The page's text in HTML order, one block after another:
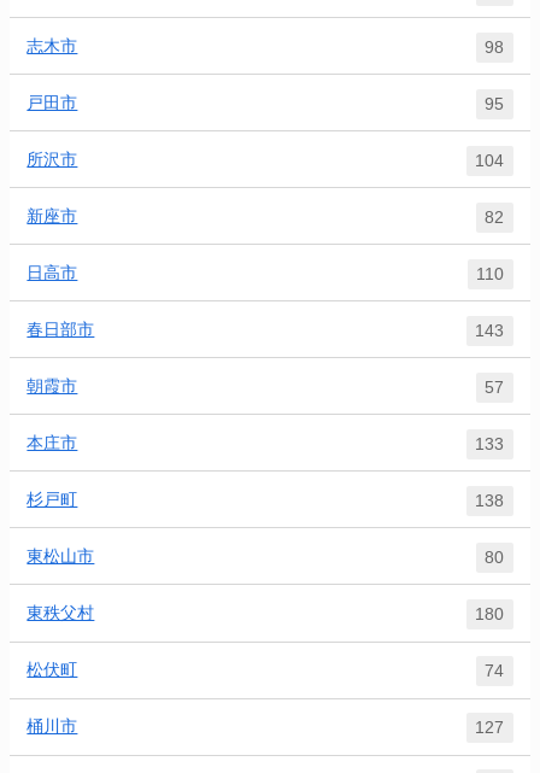
志木市 98
戸田市 95
所沢市 104
新座市 82
日高市 110
春日部市 143
朝霞市 57
本庄市 133
杉戸町 138
東松山市 80
東秩父村 180
松伏町 74
桶川市 127